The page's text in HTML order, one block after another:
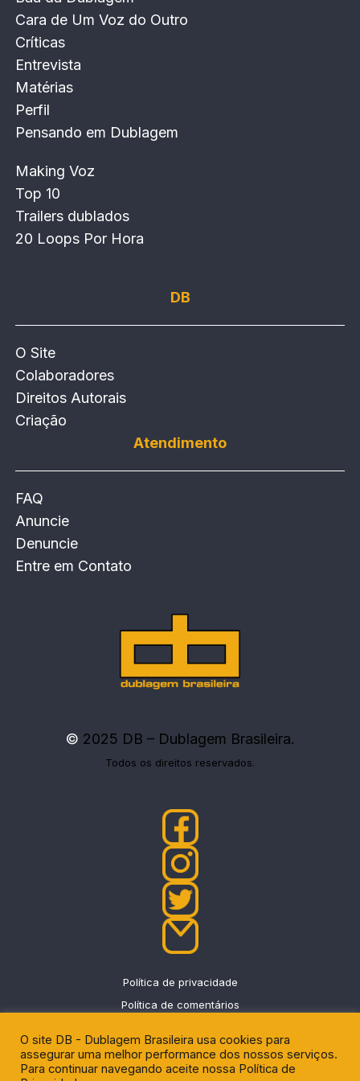
Cara de Um Voz do Outro
Críticas
Entrevista
Matérias
Perfil
Pensando em Dublagem
Making Voz
Top 10
Trailers dublados
20 Loops Por Hora
DB
O Site
Colaboradores
Direitos Autorais
Criação
Atendimento
FAQ
Anuncie
Denuncie
Entre em Contato
© 2025 DB – Dublagem Brasileira.
Todos os direitos reservados.
Política de privacidade
Política de comentários
O site DB - Dublagem Brasileira usa cookies para
assegurar uma melhor performance dos nossos serviços.
Para continuar navegando aceite nossa Política de